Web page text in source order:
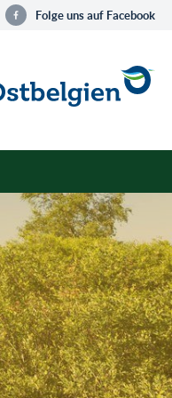
Folge uns auf Facebook